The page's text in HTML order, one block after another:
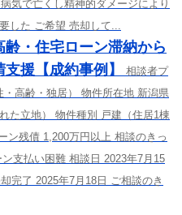
気で亡くし精神的ダメージにより
した ご希望 売却して...
・住宅ローン滞納から
援【成約事例】
相談者プ
高齢・独居） 物件所在地 新潟県
た立地） 物件種別 戸建（住居1棟
ン残債 1,200万円以上 相談のきっ
支払い困難 相談日 2023年7月15
完了 2025年7月18日 ご相談のき